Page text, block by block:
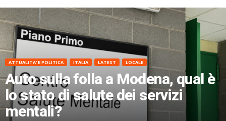
ATTUALITA' E POLITICA ITALIA LATEST LOCALE
Auto sulla folla a Modena, qual è
lo stato di salute dei servizi
mentali?